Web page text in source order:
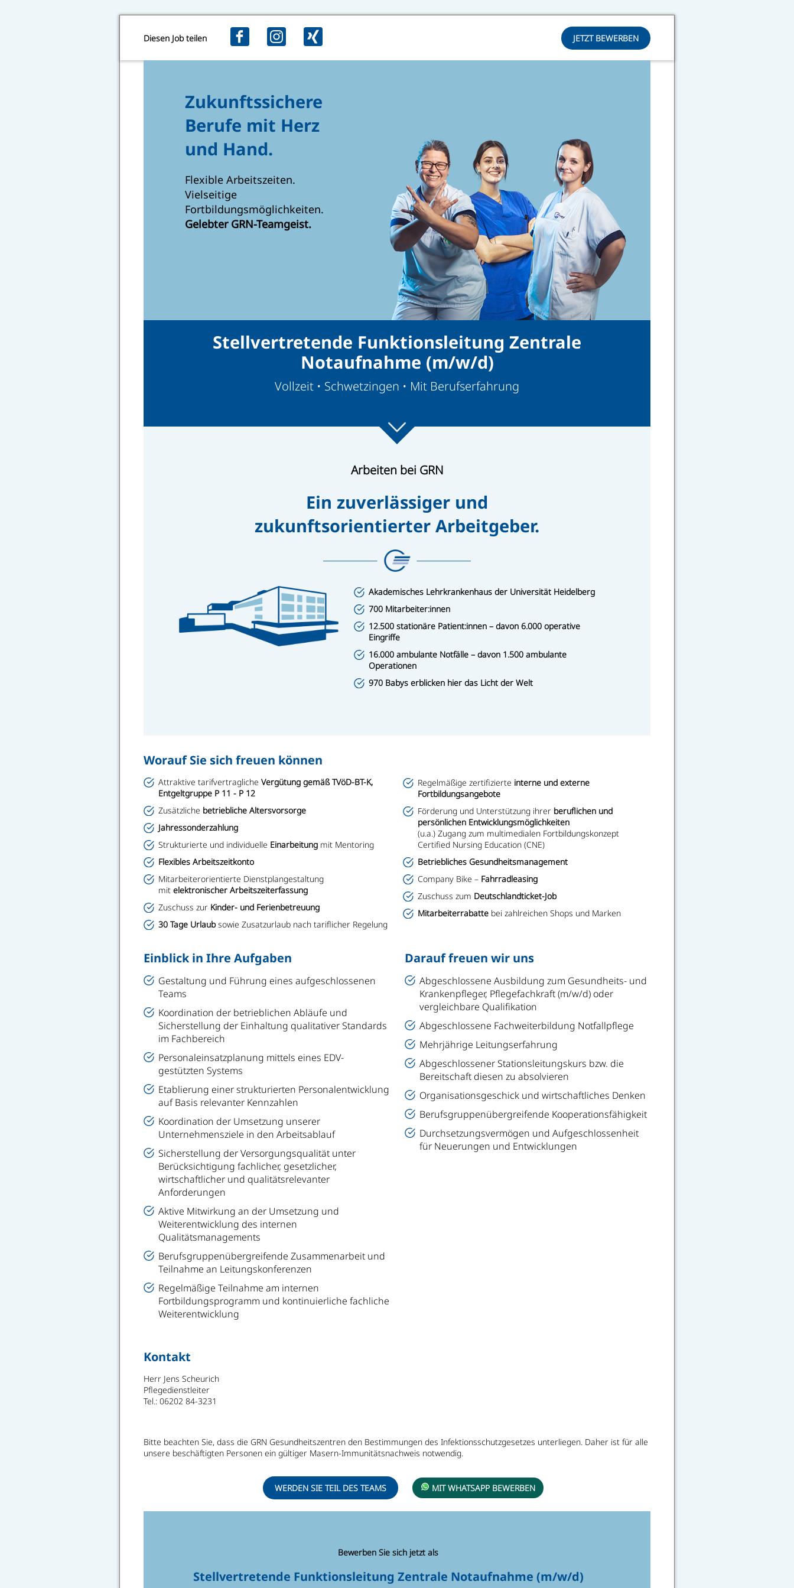
Diesen Job teilen JETZT BEWERBEN
Zukunftssichere
Berufe mit Herz
und Hand.
Flexible Arbeitszeiten.
Vielseitige
Fortbildungsmöglichkeiten.
Gelebter GRN-Teamgeist.
Stellvertretende Funktionsleitung Zentrale
Notaufnahme (m/w/d)
Vollzeit • Schwetzingen • Mit Berufserfahrung
Arbeiten bei GRN
Ein zuverlässiger und
zukunftsorientierter Arbeitgeber.
Akademisches Lehrkrankenhaus der Universität Heidelberg
700 Mitarbeiter:innen
12.500 stationäre Patient:innen – davon 6.000 operative
Eingriffe
16.000 ambulante Notfälle – davon 1.500 ambulante
Operationen
970 Babys erblicken hier das Licht der Welt
Worauf Sie sich freuen können
Attraktive tarifvertragliche Vergütung gemäß TVöD-BT-K,
Entgeltgruppe P 11 - P 12
Zusätzliche betriebliche Altersvorsorge
Jahressonderzahlung
Strukturierte und individuelle Einarbeitung mit Mentoring
Flexibles Arbeitszeitkonto
Mitarbeiterorientierte Dienstplangestaltung
mit elektronischer Arbeitszeiterfassung
Zuschuss zur Kinder- und Ferienbetreuung
30 Tage Urlaubsowie Zusatzurlaub nach tariflicher Regelung
Regelmäßige zertifizierte interne und externe
Fortbildungsangebote
Förderung und Unterstützung ihrer beruflichen und
persönlichen Entwicklungsmöglichkeiten
(u.a.) Zugang zum multimedialen Fortbildungskonzept
Certified Nursing Education (CNE)
Betriebliches Gesundheitsmanagement
Company Bike – Fahrradleasing
Zuschuss zum Deutschlandticket-Job
Mitarbeiterrabatte bei zahlreichen Shops und Marken
Einblick in Ihre Aufgaben
Gestaltung und Führung eines aufgeschlossenen
Teams
Koordination der betrieblichen Abläufe und
Sicherstellung der Einhaltung qualitativer Standards
im Fachbereich
Personaleinsatzplanung mittels eines EDV-
gestützten Systems
Etablierung einer strukturierten Personalentwicklung
auf Basis relevanter Kennzahlen
Koordination der Umsetzung unserer
Unternehmensziele in den Arbeitsablauf
Sicherstellung der Versorgungsqualität unter
Berücksichtigung fachlicher, gesetzlicher,
wirtschaftlicher und qualitätsrelevanter
Anforderungen
Aktive Mitwirkung an der Umsetzung und
Weiterentwicklung des internen
Qualitätsmanagements
Berufsgruppenübergreifende Zusammenarbeit und
Teilnahme an Leitungskonferenzen
Regelmäßige Teilnahme am internen
Fortbildungsprogramm und kontinuierliche fachliche
Weiterentwicklung
Darauf freuen wir uns
Abgeschlossene Ausbildung zum Gesundheits- und
Krankenpfleger, Pflegefachkraft (m/w/d) oder
vergleichbare Qualifikation
Abgeschlossene Fachweiterbildung Notfallpflege
Mehrjährige Leitungserfahrung
Abgeschlossener Stationsleitungskurs bzw. die
Bereitschaft diesen zu absolvieren
Organisationsgeschick und wirtschaftliches Denken
Berufsgruppenübergreifende Kooperationsfähigkeit
Durchsetzungsvermögen und Aufgeschlossenheit
für Neuerungen und Entwicklungen
Kontakt
Herr Jens Scheurich
Pflegedienstleiter
Tel.: 06202 84-3231
Bitte beachten Sie, dass die GRN Gesundheitszentren den Bestimmungen des Infektionsschutzgesetzes unterliegen. Daher ist für alle
unsere beschäftigten Personen ein gültiger Masern-Immunitätsnachweis notwendig.
WERDEN SIE TEIL DES TEAMS MIT WHATSAPP BEWERBEN
Bewerben Sie sich jetzt als
Stellvertretende Funktionsleitung Zentrale Notaufnahme (m/w/d)